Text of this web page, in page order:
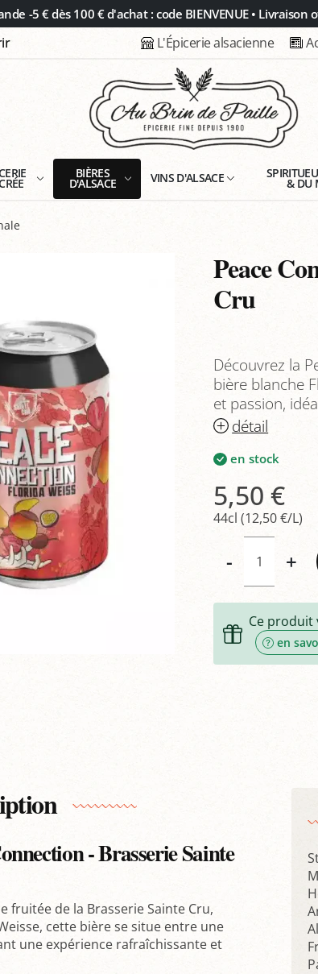
-5 € dès 100 € d'achat : code BIENVENUE •
L'Épicerie alsacienne
BIÈRES
D'ALSACE VINS D'ALSACE & DU
Peace
Cru
Découvrez la
bière blanche
et passion,
détail
en stock
5,50 €
44cl (12,50 €/L)
- +
Ce
en
- Brasserie Sainte
fruitée de la Brasserie Sainte Cru,
cette bière se situe entre une
une expérience rafraîchissante et